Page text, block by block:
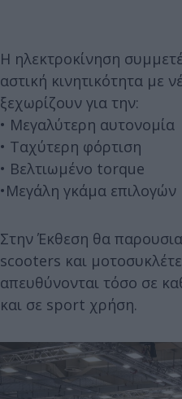
Η ηλεκτροκίνηση
αστική κινητικότητα με
ξεχωρίζουν για την:
• Μεγαλύτερη αυτονομία
• Ταχύτερη φόρτιση
• Βελτιωμένο torque
•Μεγάλη γκάμα επιλογών
Στην Έκθεση θα
scooters και
απευθύνονται τόσο σε
και σε sport χρήση.